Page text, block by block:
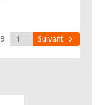
Suivant